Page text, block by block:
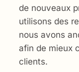
de nouveaux
utilisons des
nous avons
afin de mieux
clients.